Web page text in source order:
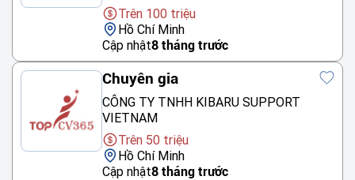
Trên 100 triệu
Hồ Chí Minh
Cập nhật8 tháng trước
Chuyên gia
CÔNG TY TNHH KIBARU SUPPORT
VIETNAM
Trên 50 triệu
Hồ Chí Minh
Cập nhật8 tháng trước